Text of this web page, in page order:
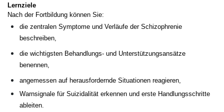
Lernziele
Nach der Fortbildung können Sie:
die zentralen Symptome und Verläufe der Schizophrenie
beschreiben,
die wichtigsten Behandlungs- und Unterstützungsansätze
benennen,
angemessen auf herausfordernde Situationen reagieren,
Warnsignale für Suizidalität erkennen und erste Handlungsschritte
ableiten.